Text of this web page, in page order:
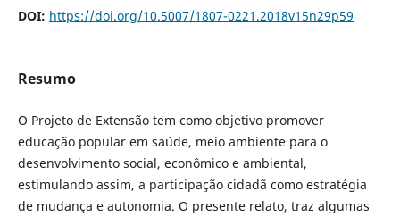
DOI: https://doi.org/10.5007/1807-0221.2018v15n29p59
Resumo
O Projeto de Extensão tem como objetivo promover
educação popular em saúde, meio ambiente para o
desenvolvimento social, econômico e ambiental,
estimulando assim, a participação cidadã como estratégia
de mudança e autonomia. O presente relato, traz algumas